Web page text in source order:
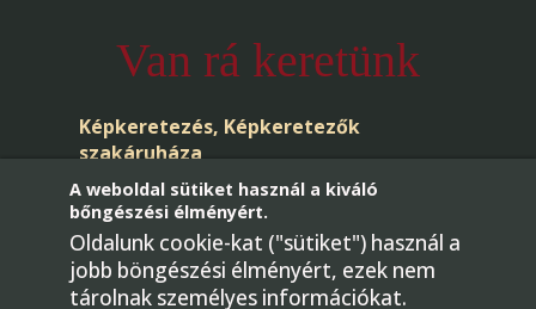
Van rá keretünk
Képkeretezés, Képkeretezők
szakáruháza
A weboldal sütiket használ a kiváló
bőngészési élményért.
Oldalunk cookie-kat ("sütiket") használ a
jobb böngészési élményért, ezek nem
tárolnak személyes információkat.